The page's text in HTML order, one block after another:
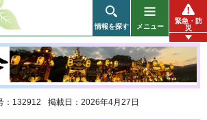
情報を探す メニュー
緊急・防
災
：132912 掲載日：2026年4月27日